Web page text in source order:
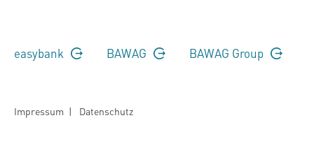
easybank BAWAG BAWAG Group
Impressum | Datenschutz